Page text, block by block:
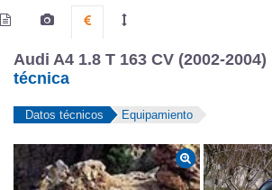
Audi A4 1.8 T 163 CV (2002-2004) |
técnica
Datos técnicos Equipamiento